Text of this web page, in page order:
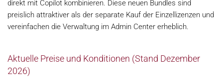
direkt mit Copilot kombinieren. Diese neuen Bundles sind
preislich attraktiver als der separate Kauf der Einzellizenzen und
vereinfachen die Verwaltung im Admin Center erheblich.
Aktuelle Preise und Konditionen (Stand Dezember
2026)